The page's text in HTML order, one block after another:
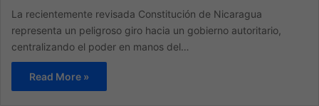
La recientemente revisada Constitución de Nicaragua
representa un peligroso giro hacia un gobierno autoritario,
centralizando el poder en manos del…
Read More »